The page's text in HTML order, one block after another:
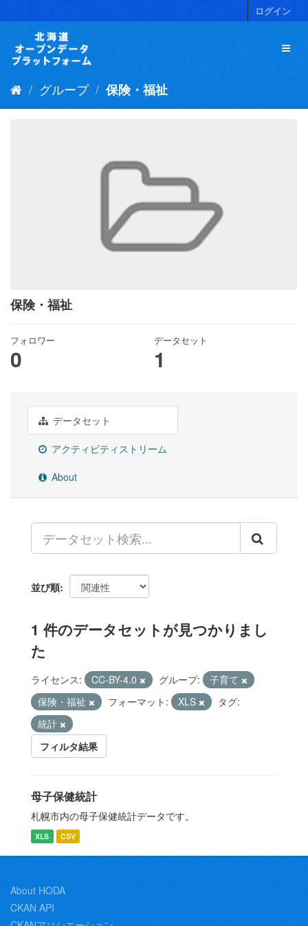
キ
ログイン
グループ 保険・福祉
保険・福祉
フォロワー
0
データセット
1
データセット
アクティビティストリーム
About
並び順
1 件のデータセットが見つかりまし
た
ライセンス: CC-BY-4.0 グループ:
子育て
保険・福祉
フォーマット: XLS
タグ:
統計
フィルタ結果
母子保健統計
札幌市内の母子保健統計データです。
XLS CSV
About HODA
CKAN API